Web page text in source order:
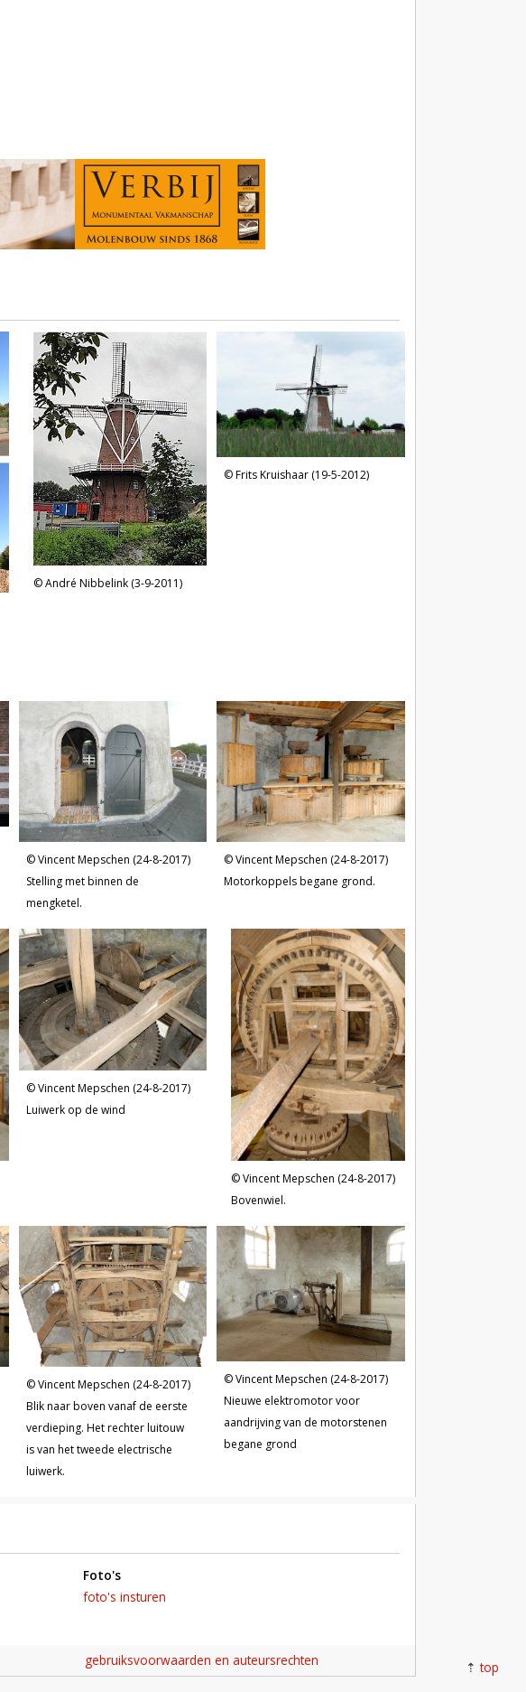
top
André Nibbelink (3-9-2011)
Frits Kruishaar (19-5-2012)
Vincent Mepschen (24-8-2017)
Stelling met binnen de
mengketel.
Vincent Mepschen (24-8-2017)
Motorkoppels begane grond.
Vincent Mepschen (24-8-2017)
Luiwerk op de wind
Vincent Mepschen (24-8-2017)
Bovenwiel.
Vincent Mepschen (24-8-2017)
Blik naar boven vanaf de eerste
verdieping. Het rechter luitouw
is van het tweede electrische
luiwerk.
Vincent Mepschen (24-8-2017)
Nieuwe elektromotor voor
aandrijving van de motorstenen
begane grond
foto's
foto's insturen
gebruiksvoorwaarden en auteursrechten